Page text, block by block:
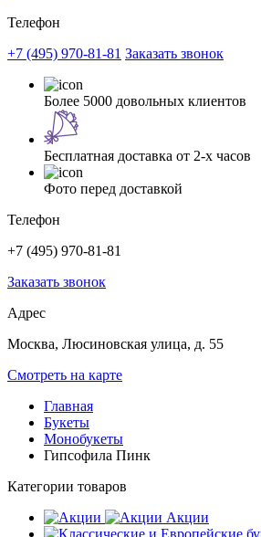
Телефон
+7 (495) 970-81-81 Заказать звонок
Более 5000 довольных клиентов
Бесплатная доставка от 2-х часов
Фото перед доставкой
Телефон
+7 (495) 970-81-81
Заказать звонок
Адрес
Москва, Люсиновская улица, д. 55
Смотреть на карте
Главная
Букеты
Монобукеты
Гипсофила Пинк
Категории товаров
Акции